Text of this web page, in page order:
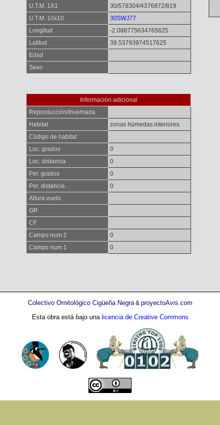
U.T.M. 1X1
30/578304/4376872/819
U.T.M. 10x10
30SWJ77
Longitud
-2.088775634765625
Latitud
39.53793974517625
Edad
Sexo
Información adicional
Reproducción/Invernada
Habitat
zonas húmedas interiores
Código de habitat
Loc. grados
0
Loc. distancia
0
Per. grados
0
Per. distancia
0
Altura vuelo
GR
CF
Campo num 2
0
Campo num 1
0
Colectivo Ornitológico Cigüeña Negra& proyectoAvis.com
Esta obra está bajo una licencia de Creative Commons